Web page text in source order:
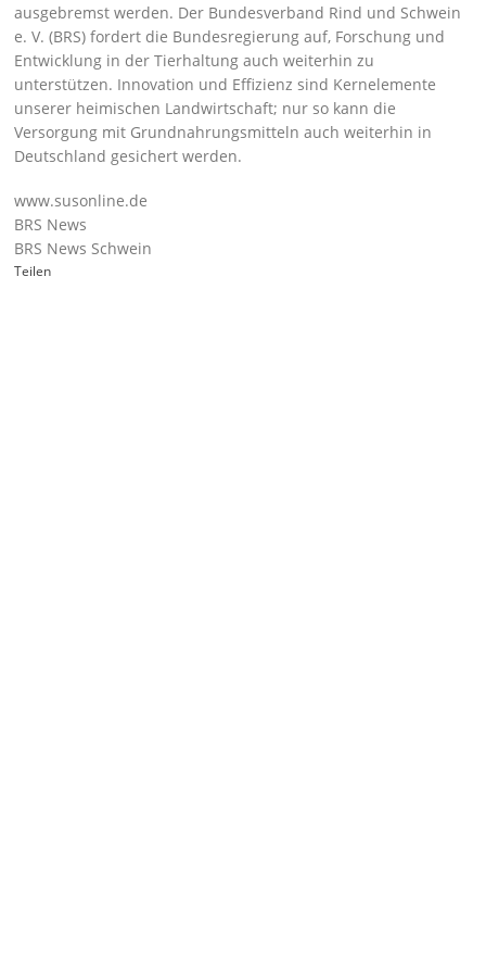
ausgebremst werden. Der Bundesverband Rind und Schwein
e. V. (BRS) fordert die Bundesregierung auf, Forschung und
Entwicklung in der Tierhaltung auch weiterhin zu
unterstützen. Innovation und Effizienz sind Kernelemente
unserer heimischen Landwirtschaft; nur so kann die
Versorgung mit Grundnahrungsmitteln auch weiterhin in
Deutschland gesichert werden.
www.susonline.de
BRS News
BRS News Schwein
Teilen